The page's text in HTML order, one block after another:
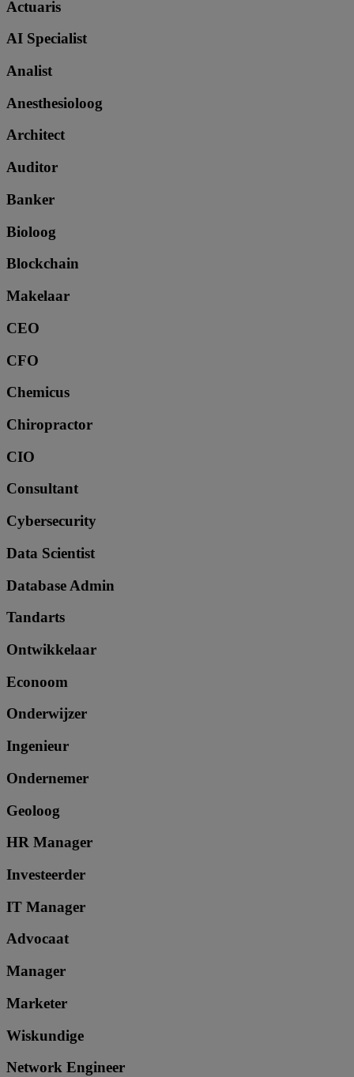
Actuaris
AI Specialist
Analist
Anesthesioloog
Architect
Auditor
Banker
Bioloog
Blockchain
Makelaar
CEO
CFO
Chemicus
Chiropractor
CIO
Consultant
Cybersecurity
Data Scientist
Database Admin
Tandarts
Ontwikkelaar
Econoom
Onderwijzer
Ingenieur
Ondernemer
Geoloog
HR Manager
Investeerder
IT Manager
Advocaat
Manager
Marketer
Wiskundige
Network Engineer